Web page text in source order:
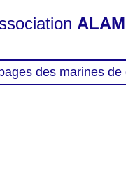
des marines